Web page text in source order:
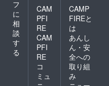
フ
に
相
談
す
る
CAM
PFI
RE
CAM
PFI
RE
コ
ミュ
CAMP
FIREと
は
あんし
ん・安
全への
取り組
み